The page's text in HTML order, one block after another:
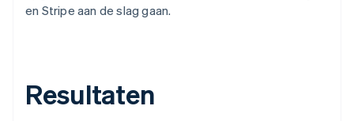
en Stripe aan de slag gaan.
Resultaten